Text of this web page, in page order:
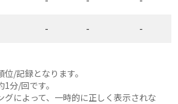
- - -
/記録となります。
分/回です。
によって、一時的に正しく表示されな